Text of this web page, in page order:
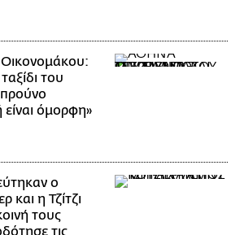
του
όμορφη»
ο
και η Τζίτζι
τους
τις